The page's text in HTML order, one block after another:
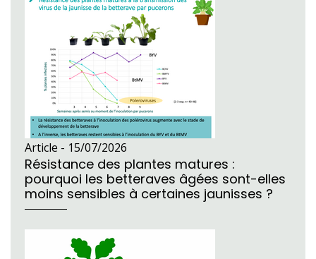
Article - 15/07/2026
Résistance des plantes matures :
pourquoi les betteraves âgées sont-elles
moins sensibles à certaines jaunisses ?